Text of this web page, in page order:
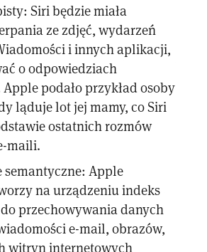
Siri będzie miała
ze zdjęć, wydarzeń
i innych aplikacji,
o odpowiedziach
podało przykład osoby
ląduje lot jej mamy, co Siri
ostatnich rozmów
maili.
semantyczne: Apple
na urządzeniu indeks
przechowywania danych
e-mail, obrazów,
witryn internetowych